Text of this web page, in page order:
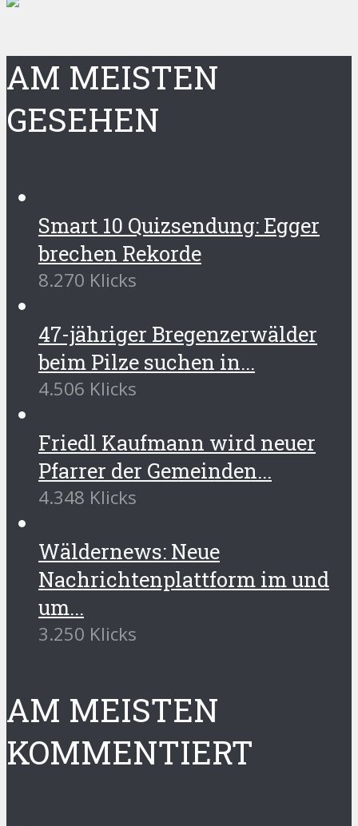
AM MEISTEN
GESEHEN
Smart 10 Quizsendung: Egger
brechen Rekorde
8.270 Klicks
47-jähriger Bregenzerwälder
beim Pilze suchen in...
4.506 Klicks
Friedl Kaufmann wird neuer
Pfarrer der Gemeinden...
4.348 Klicks
Wäldernews: Neue
Nachrichtenplattform im und
um...
3.250 Klicks
AM MEISTEN
KOMMENTIERT